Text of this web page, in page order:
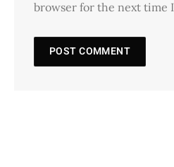
browser for the next time